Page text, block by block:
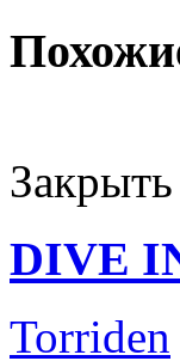
Закрыть
DIVE
Torriden